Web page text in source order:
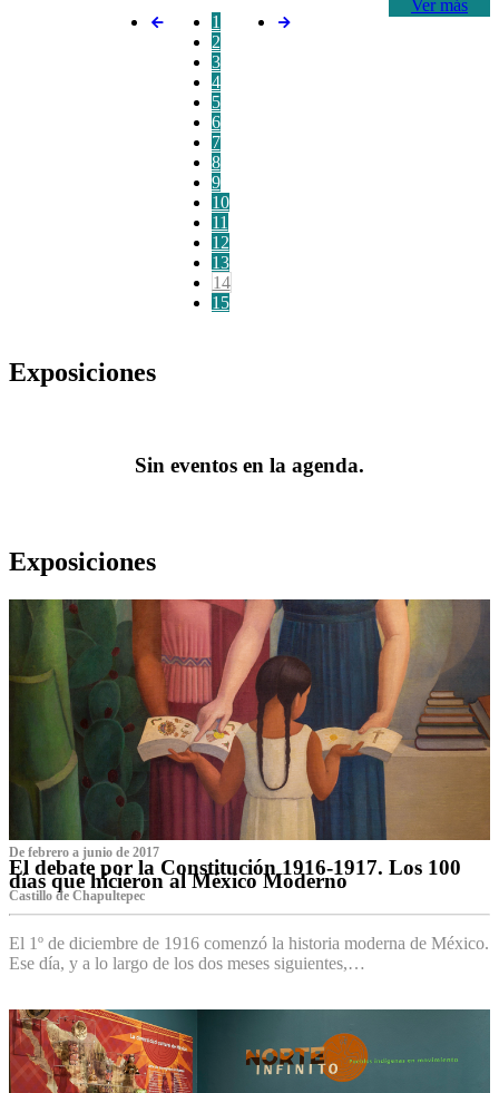
Ver más
1
2
3
4
5
6
7
8
9
10
11
12
13
14
15
Exposiciones
Sin eventos en la agenda.
Exposiciones
De febrero a junio de 2017
El debate por la Constitución 1916-1917. Los 100
días que hicieron al México Moderno
Castillo de Chapultepec
El 1º de diciembre de 1916 comenzó la historia moderna de México.
Ese día, y a lo largo de los dos meses siguientes,…